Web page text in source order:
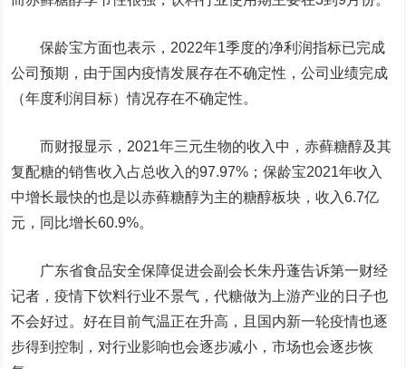
保龄宝方面也表示，2022年1季度的净利润指标已完成
公司预期，由于国内疫情发展存在不确定性，公司业绩完成
（年度利润目标）情况存在不确定性。
而财报显示，2021年三元生物的收入中，赤藓糖醇及其
复配糖的销售收入占总收入的97.97%；保龄宝2021年收入
中增长最快的也是以赤藓糖醇为主的糖醇板块，收入6.7亿
元，同比增长60.9%。
广东省食品安全保障促进会副会长朱丹蓬告诉第一财经
记者，疫情下饮料行业不景气，代糖做为上游产业的日子也
不会好过。好在目前气温正在升高，且国内新一轮疫情也逐
步得到控制，对行业影响也会逐步减小，市场也会逐步恢